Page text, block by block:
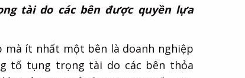
tài do các bên được quyền lựa
mà ít nhất một bên là doanh nghiệp
tố tụng trọng tài do các bên thỏa